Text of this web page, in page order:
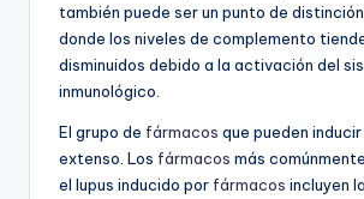
también puede ser un punto de distinción
donde los niveles de complemento
disminuidos debido a la activación del
inmunológico.
El grupo de fármacos que pueden inducir
extenso. Los fármacos más
el lupus inducido por fármacos incluyen